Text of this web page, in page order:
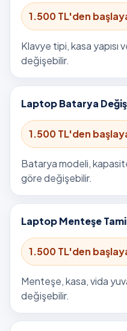
1.500 TL'den
Klavye tipi, kasa yapısı
değişebilir.
Laptop Batarya
1.500 TL'den
Batarya modeli,
göre değişebilir.
Laptop Menteşe
1.500 TL'den
Menteşe, kasa, vida
değişebilir.